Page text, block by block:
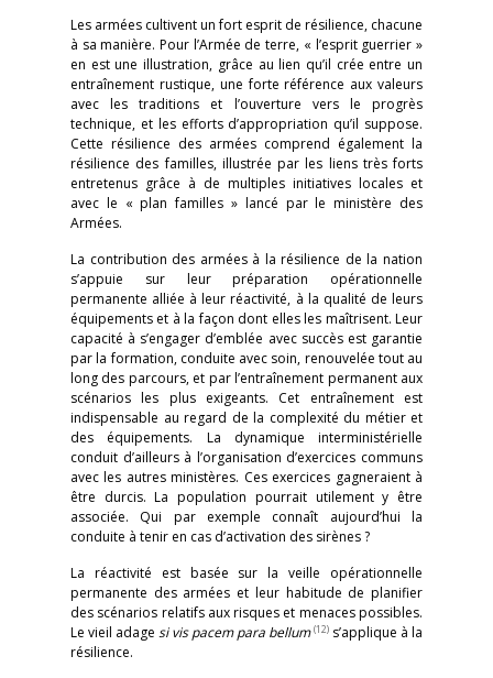
Les armées cultivent un fort esprit de résilience, chacune
à sa manière. Pour l’Armée de terre, « l’esprit guerrier »
en est une illustration, grâce au lien qu’il crée entre un
entraînement rustique, une forte référence aux valeurs
avec les traditions et l’ouverture vers le progrès
technique, et les efforts d’appropriation qu’il suppose.
Cette résilience des armées comprend également la
résilience des familles, illustrée par les liens très forts
entretenus grâce à de multiples initiatives locales et
avec le « plan familles » lancé par le ministère des
Armées.
La contribution des armées à la résilience de la nation
s’appuie sur leur préparation opérationnelle
permanente alliée à leur réactivité, à la qualité de leurs
équipements et à la façon dont elles les maîtrisent. Leur
capacité à s’engager d’emblée avec succès est garantie
par la formation, conduite avec soin, renouvelée tout au
long des parcours, et par l’entraînement permanent aux
scénarios les plus exigeants. Cet entraînement est
indispensable au regard de la complexité du métier et
des équipements. La dynamique interministérielle
conduit d’ailleurs à l’organisation d’exercices communs
avec les autres ministères. Ces exercices gagneraient à
être durcis. La population pourrait utilement y être
associée. Qui par exemple connaît aujourd’hui la
conduite à tenir en cas d’activation des sirènes ?
La réactivité est basée sur la veille opérationnelle
permanente des armées et leur habitude de planifier
des scénarios relatifs aux risques et menaces possibles.
Le vieil adage si vis pacem para bellum (12) s’applique à la
résilience.